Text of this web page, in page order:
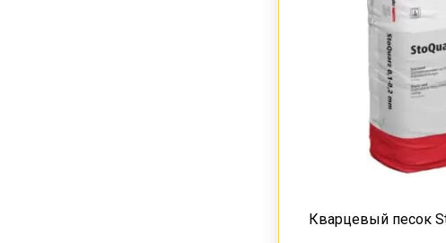
Кварцевый песок